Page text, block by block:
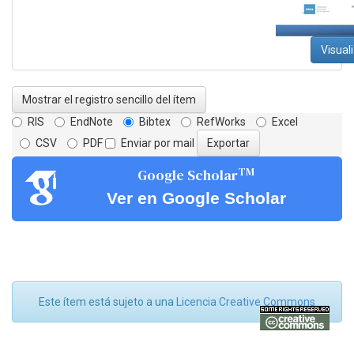
Mostrar el registro sencillo del ítem
RIS
EndNote Bibtex RefWorks
Excel
CSV
PDF Enviar por mail
Google ScholarTM
Ver en Google Scholar
Este ítem está sujeto a una Licencia Creative Commons